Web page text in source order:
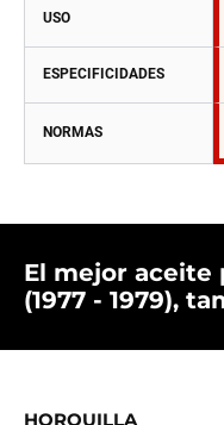
USO
ESPECIFICIDADES
NORMAS
El mejor aceite
(1977 - 1979),
HORQUILLA